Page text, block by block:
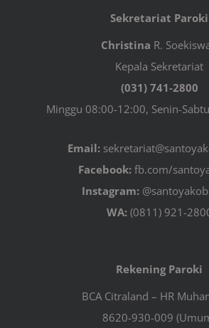
Sekretariat Paroki
Christina R.
Kepala Sekretariat
(031) 741-2800
Minggu 08:00-12:00, Senin-
Email:
Facebook:fb.com/
Instagram:
WA:(0811) 921-
Rekening Paroki
BCA Citraland – HR
8620-930-009